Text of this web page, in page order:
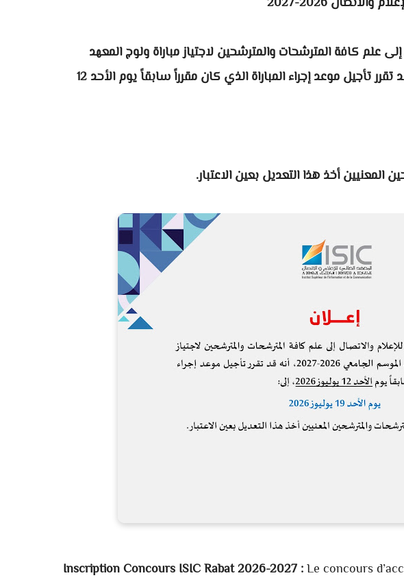
علم كافة المترشحات والمترشحين لاجتياز مباراة ولوج المعهد
برسم الموسم الجامعي 2026-2027، أنه قد تقرر تأجيل موعد إجراء المباراة الذي كان مقرراً سابقاً يوم الأحد 12
أخذ هذا التعديل بعين الاعتبار.
Inscription Concours ISIC Rabat 2026-2027 :Le concours